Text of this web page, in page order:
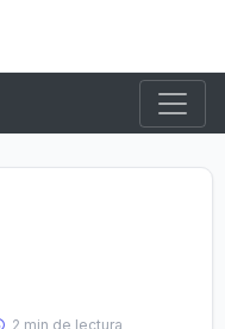
2 min de lectura